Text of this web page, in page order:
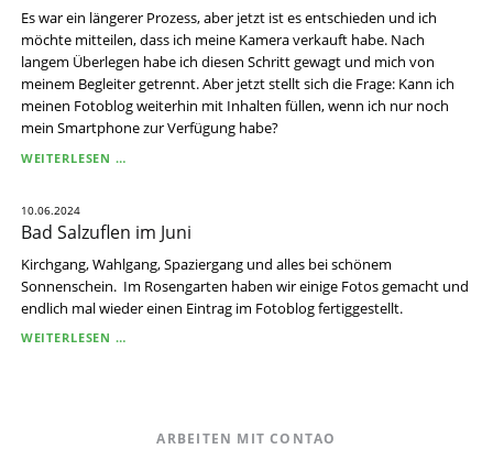
Es war ein längerer Prozess, aber jetzt ist es entschieden und ich
möchte mitteilen, dass ich meine Kamera verkauft habe. Nach
langem Überlegen habe ich diesen Schritt gewagt und mich von
meinem Begleiter getrennt. Aber jetzt stellt sich die Frage: Kann ich
meinen Fotoblog weiterhin mit Inhalten füllen, wenn ich nur noch
mein Smartphone zur Verfügung habe?
WEITERLESEN …
KANN
ICH
DEN
FOTOBLOG
WEITER
10.06.2024
Bad Salzuflen im Juni
Kirchgang, Wahlgang, Spaziergang und alles bei schönem
Sonnenschein. Im Rosengarten haben wir einige Fotos gemacht und
endlich mal wieder einen Eintrag im Fotoblog fertiggestellt.
WEITERLESEN …BAD
ARBEITEN MIT CONTAO